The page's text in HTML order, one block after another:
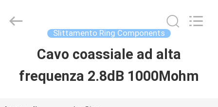
JINPAT
Electronics
Slittamento Ring Components
Cavo coassiale ad alta
frequenza 2.8dB 1000Mohm